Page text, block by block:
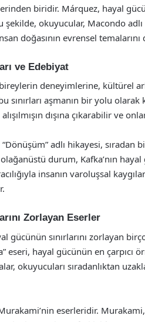
biridir. Márquez, hayal
şekilde, okuyucular, Macondo
doğasının evrensel temalarını
ve Edebiyat
bireylerin deneyimlerine, kültürel
sınırları aşmanın bir yolu olarak
dışına çıkarabilir ve
“Dönüşüm” adlı hikayesi,
durum, Kafka’nın hayal
insanın varoluşsal
Zorlayan Eserler
gücünün sınırlarını zorlayan
eseri, hayal gücünün en çarpıcı
okuyucuları sıradanlıktan
eserleridir.